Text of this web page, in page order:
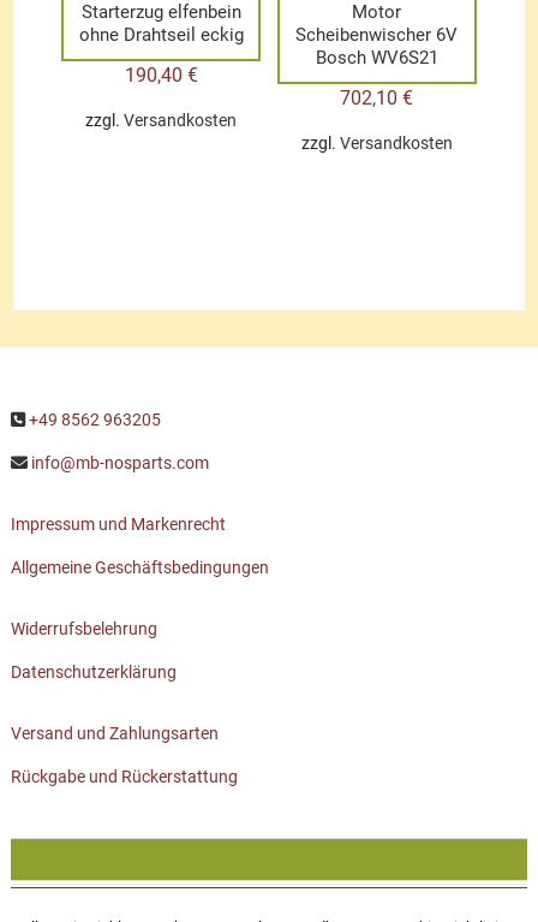
Starterzug elfenbein
ohne Drahtseil eckig
190,40 €
zzgl.Versandkosten
Motor
Scheibenwischer 6V
Bosch WV6S21
702,10€
zzgl. Versandkosten
+49 8562 963205
info@mb-nosparts.com
Impressum und Markenrecht
Allgemeine Geschäftsbedingungen
Widerrufsbelehrung
Datenschutzerklärung
Versand und Zahlungsarten
Rückgabe und Rückerstattung